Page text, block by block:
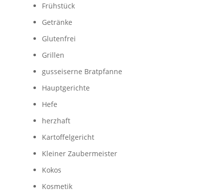
Frühstück
Getränke
Glutenfrei
Grillen
gusseiserne Bratpfanne
Hauptgerichte
Hefe
herzhaft
Kartoffelgericht
Kleiner Zaubermeister
Kokos
Kosmetik